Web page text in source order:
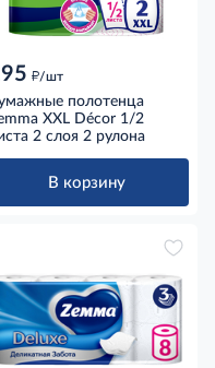
д/шт
полотенца
XXL Décor 1/2
2 слоя 2 рулона
В корзину